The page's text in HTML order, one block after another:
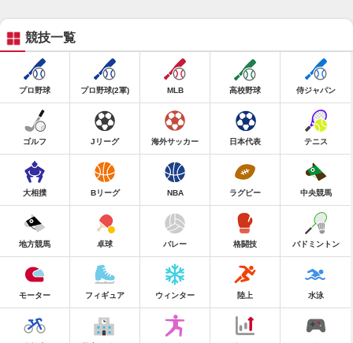
競技一覧
プロ野球 プロ野球(2軍) MLB 高校野球 侍ジャパン
ゴルフ Jリーグ 海外サッカー 日本代表 テニス
大相撲 Bリーグ NBA ラグビー 中央競馬
地方競馬 卓球 バレー 格闘技 バドミントン
モーター フィギュア ウィンター 陸上 水泳